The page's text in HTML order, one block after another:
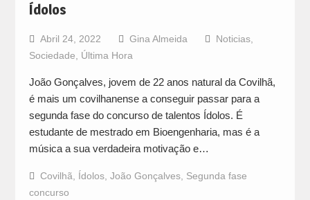
Ídolos
Abril 24, 2022 Gina Almeida Noticias,
Sociedade
Última Hora
João Gonçalves, jovem de 22 anos natural da Covilhã,
é mais um covilhanense a conseguir passar para a
segunda fase do concurso de talentos Ídolos. É
estudante de mestrado em Bioengenharia, mas é a
música a sua verdadeira motivação e…
Covilhã Ídolos, João Gonçalves, Segunda fase
concurso